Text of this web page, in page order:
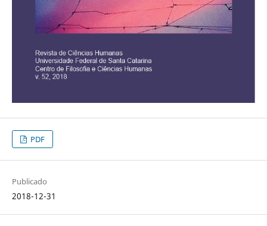
PDF
Publicado
2018-12-31